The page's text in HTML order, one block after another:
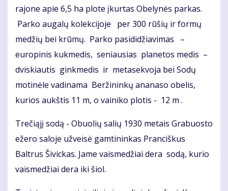
rajone apie 6,5 ha plote įkurtas Obelynės parkas.
Parko augalų kolekcijoje per 300 rūšių ir formų
medžių bei krūmų. Parko pasididžiavimas –
europinis kukmedis, seniausias planetos medis –
dviskiautis ginkmedis ir metasekvoja bei Sodų
motinėle vadinama Beržininkų ananaso obelis,
kurios aukštis 11 m, o vainiko plotis - 12 m .
Trečiąjį sodą - Obuolių salių 1930 metais Grabuosto
ežero saloje užveisė gamtininkas Pranciškus
Baltrus Šivickas. Jame vaismedžiai dera sodą, kurio
vaismedžiai dera iki šiol.